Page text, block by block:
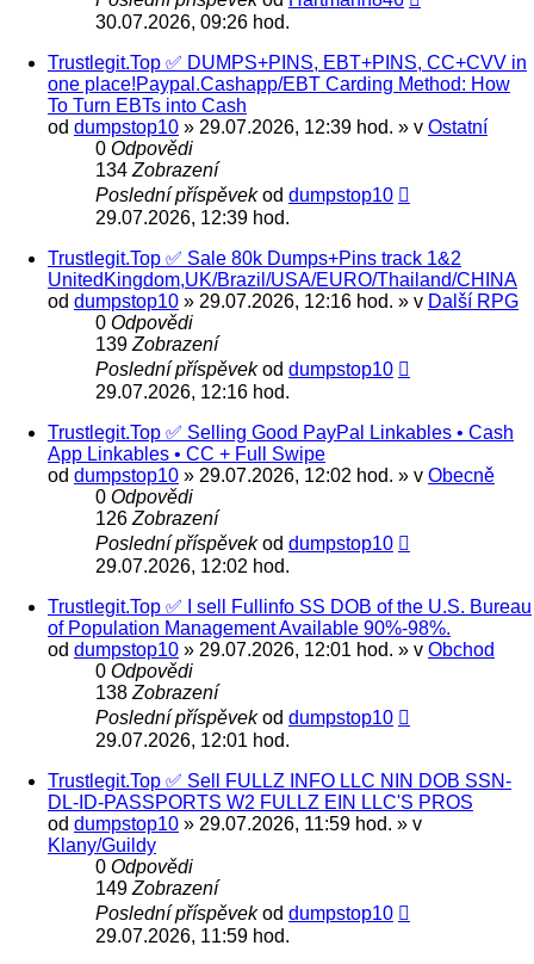
30.07.2026, 09:26 hod.
Trustlegit.Top ✅ DUMPS+PINS, EBT+PINS, CC+CVV in
one place!Paypal.Cashapp/EBT Carding Method: How
To Turn EBTs into Cash
od dumpstop10 » 29.07.2026, 12:39 hod. » v Ostatní
0 Odpovědi
134 Zobrazení
Poslední příspěvekod dumpstop10
29.07.2026, 12:39 hod.
Trustlegit.Top ✅ Sale 80k Dumps+Pins track 1&2
UnitedKingdom,UK/Brazil/USA/EURO/Thailand/CHINA
od dumpstop10 » 29.07.2026, 12:16 hod. » v Další RPG
0 Odpovědi
139 Zobrazení
Poslední příspěvekod dumpstop10
29.07.2026, 12:16 hod.
Trustlegit.Top ✅ Selling Good PayPal Linkables • Cash
App Linkables • CC + Full Swipe
od dumpstop10 » 29.07.2026, 12:02 hod. » v Obecně
0 Odpovědi
126 Zobrazení
Poslední příspěvekod dumpstop10
29.07.2026, 12:02 hod.
Trustlegit.Top ✅ I sell Fullinfo SS DOB of the U.S. Bureau
of Population Management Available 90%-98%.
od dumpstop10 » 29.07.2026, 12:01 hod. » v Obchod
0 Odpovědi
138 Zobrazení
Poslední příspěvekod dumpstop10
29.07.2026, 12:01 hod.
Trustlegit.Top ✅ Sell FULLZ INFO LLC NIN DOB SSN-
DL-ID-PASSPORTS W2 FULLZ EIN LLC'S PROS
od dumpstop10 » 29.07.2026, 11:59 hod. » v
Klany/Guildy
0 Odpovědi
149 Zobrazení
Poslední příspěvekod dumpstop10
29.07.2026, 11:59 hod.